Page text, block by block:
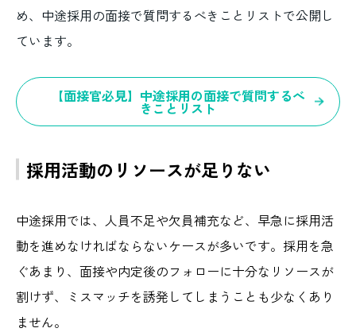
め、中途採用の面接で質問するべきことリストで公開し
ています。
【面接官必見】中途採用の面接で質問するべ
きことリスト
採用活動のリソースが足りない
中途採用では、人員不足や欠員補充など、早急に採用活
動を進めなければならないケースが多いです。採用を急
ぐあまり、面接や内定後のフォローに十分なリソースが
割けず、ミスマッチを誘発してしまうことも少なくあり
ません。